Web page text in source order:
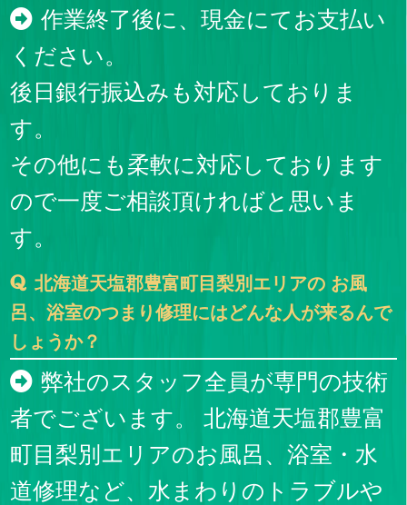
作業終了後に、現金にてお支払い
ください。
後日銀行振込みも対応しておりま
す。
その他にも柔軟に対応しております
ので一度ご相談頂ければと思いま
す。
北海道天塩郡豊富町目梨別エリアの お風
呂、浴室のつまり修理にはどんな人が来るんで
しょうか？
弊社のスタッフ全員が専門の技術
者でございます。 北海道天塩郡豊富
町目梨別エリアのお風呂、浴室・水
道修理など、水まわりのトラブルや